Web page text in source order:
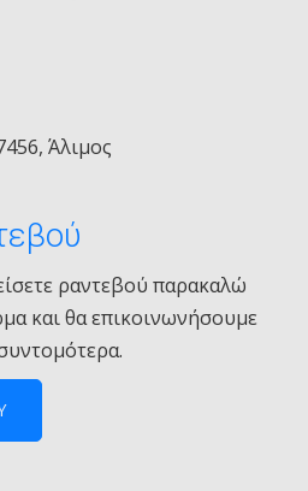
Άλιμος
ραντεβού παρακαλώ
και θα επικοινωνήσουμε